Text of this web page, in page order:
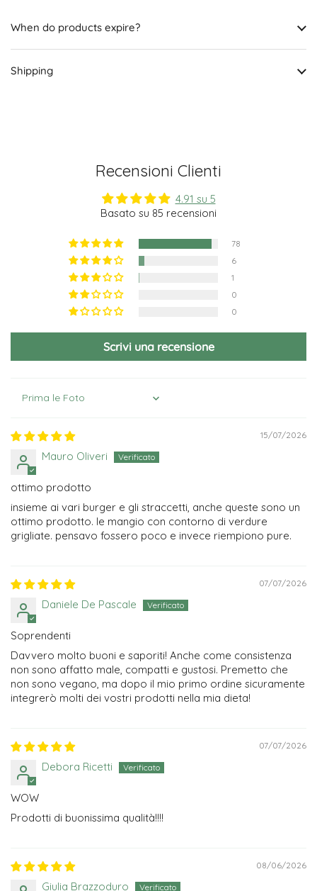
When do products expire?
Shipping
Recensioni Clienti
4.91 su 5
Basato su 85 recensioni
78
6
1
0
0
Scrivi una recensione
Sort by
15/07/2026
Mauro Oliveri
ottimo prodotto
insieme ai vari burger e gli straccetti, anche queste sono un
ottimo prodotto. le mangio con contorno di verdure
grigliate. pensavo fossero poco e invece riempiono pure.
07/07/2026
Daniele De Pascale
Soprendenti
Davvero molto buoni e saporiti! Anche come consistenza
non sono affatto male, compatti e gustosi. Premetto che
non sono vegano, ma dopo il mio primo ordine sicuramente
integrerò molti dei vostri prodotti nella mia dieta!
07/07/2026
Debora Ricetti
WOW
Prodotti di buonissima qualità!!!!
08/06/2026
Giulia Brazzoduro